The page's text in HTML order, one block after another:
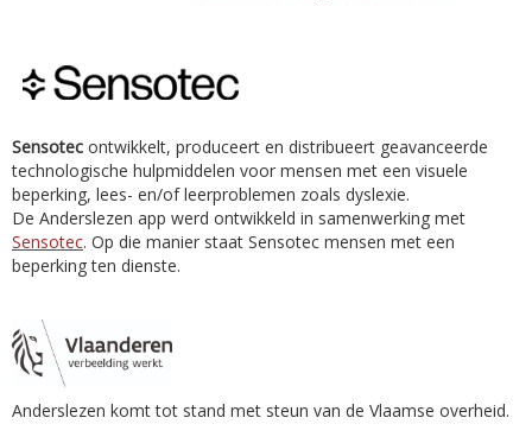
Sensotec ontwikkelt, produceert en distribueert geavanceerde
technologische hulpmiddelen voor mensen met een visuele
beperking, lees- en/of leerproblemen zoals dyslexie.
De Anderslezen app werd ontwikkeld in samenwerking met
Sensotec. Op die manier staat Sensotec mensen met een
beperking ten dienste.
Anderslezen komt tot stand met steun van de Vlaamse overheid.